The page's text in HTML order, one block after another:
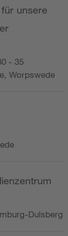
unsere
- 35
Worpswede
Dulsberg